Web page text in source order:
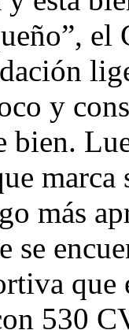
y
bien.
marca
más
se
que
530